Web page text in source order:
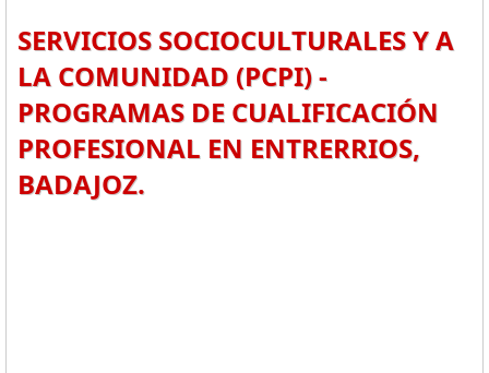
SERVICIOS SOCIOCULTURALES Y A
LA COMUNIDAD (PCPI) -
PROGRAMAS DE CUALIFICACIÓN
PROFESIONAL EN ENTRERRIOS,
BADAJOZ.